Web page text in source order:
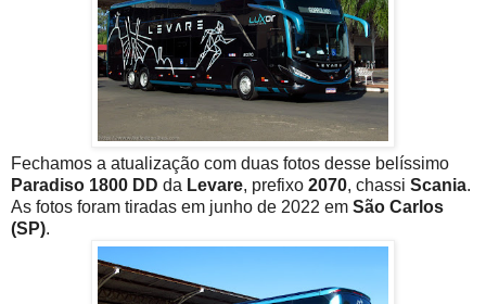
Fechamos a atualização com duas fotos desse belíssimo
Paradiso 1800 DD da Levare, prefixo 2070, chassi Scania.
As fotos foram tiradas em junho de 2022 em São Carlos
(SP).